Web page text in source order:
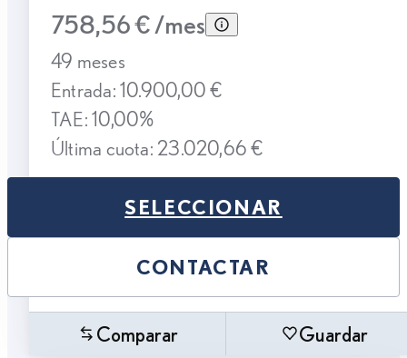
758,56 € /mes
49 meses
Entrada: 10.900,00 €
TAE: 10,00%
Última cuota: 23.020,66 €
SELECCIONAR
CONTACTAR
Comparar Guardar